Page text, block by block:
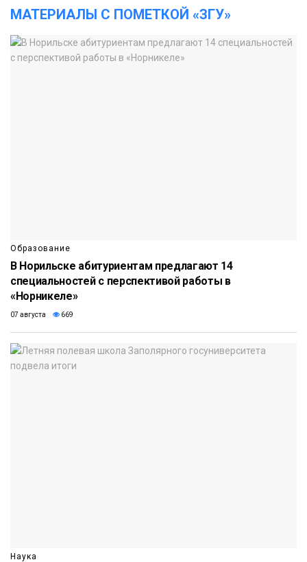
МАТЕРИАЛЫ С ПОМЕТКОЙ «ЗГУ»
Образование
В Норильске абитуриентам предлагают 14
специальностей с перспективой работы в
«Норникеле»
07 августа 669
Наука